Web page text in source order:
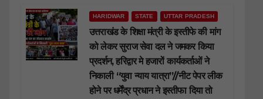
HARIDWAR STATE UTTAR PRADESH
उत्तराखंड के शिक्षा मंत्री के इस्तीफे की मांग
को लेकर सुराज सेवा दल ने जमकर किया
प्रदर्शन, हरिद्वार मे हजारों कार्यकर्ताओं ने
निकाली “युवा न्याय यात्रा”//नीट पेपर लीक
होने पर धर्मेंद्र प्रधान ने इस्तीफा दिया तो